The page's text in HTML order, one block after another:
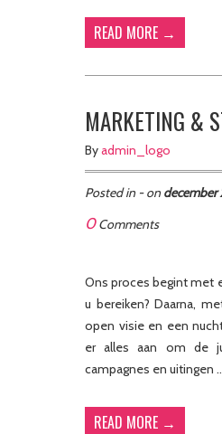
READ MORE →
MARKETING &
Byadmin_logo
Posted in - on december
0Comments
Ons proces begint met
u bereiken? Daarna,
open visie en een
er alles aan om de
campagnes en uitingen
READ MORE →